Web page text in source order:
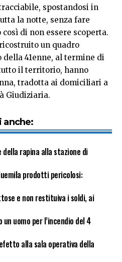
spostandosi in
la notte, senza fare
di non essere scoperta.
un quadro
41enne, al termine di
il territorio, hanno
tradotta ai domiciliari a
Giudiziaria.
anche:
rapina alla stazione di
prodotti pericolosi:
e non restituiva i soldi, ai
uomo per l’incendio del 4
alla sala operativa della